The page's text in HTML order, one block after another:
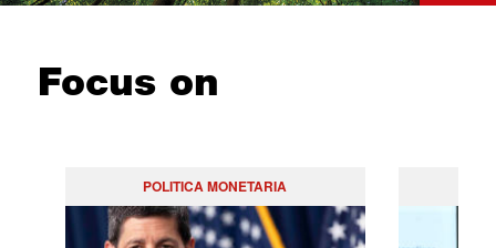
Focus on
POLITICA MONETARIA